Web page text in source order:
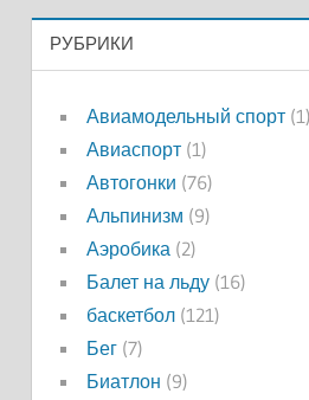
РУБРИКИ
Авиамодельный спорт(1)
Авиаспорт(1)
Автогонки (76)
Альпинизм (9)
Аэробика (2)
Балет на льду(16)
баскетбол(121)
Бег(7)
Биатлон (9)